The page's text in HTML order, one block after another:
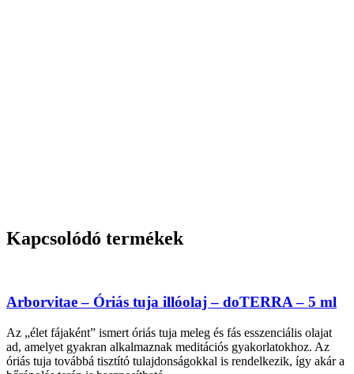
Kapcsolódó termékek
Arborvitae – Óriás tuja illóolaj – doTERRA – 5 ml
Az „élet fájaként” ismert óriás tuja meleg és fás esszenciális olajat
ad, amelyet gyakran alkalmaznak meditációs gyakorlatokhoz. Az
óriás tuja továbbá tisztító tulajdonságokkal is rendelkezik, így akár a